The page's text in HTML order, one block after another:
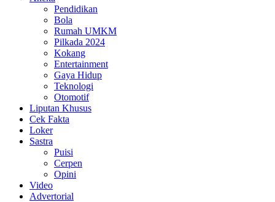
Pendidikan
Bola
Rumah UMKM
Pilkada 2024
Kokang
Entertainment
Gaya Hidup
Teknologi
Otomotif
Liputan Khusus
Cek Fakta
Loker
Sastra
Puisi
Cerpen
Opini
Video
Advertorial